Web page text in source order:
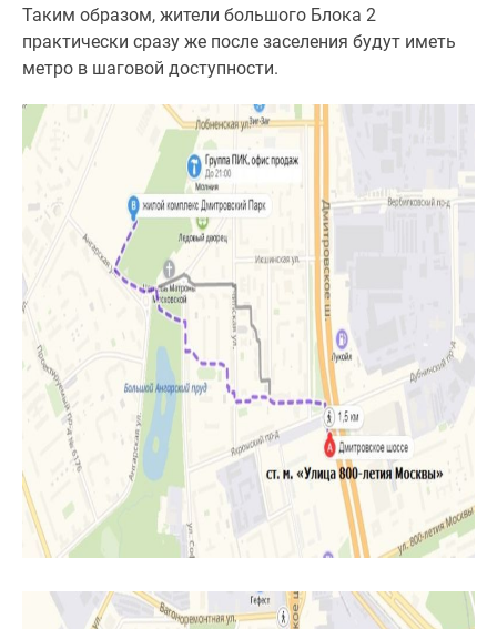
Таким образом, жители большого Блока 2
практически сразу же после заселения будут иметь
метро в шаговой доступности.